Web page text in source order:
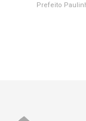
Prefeito